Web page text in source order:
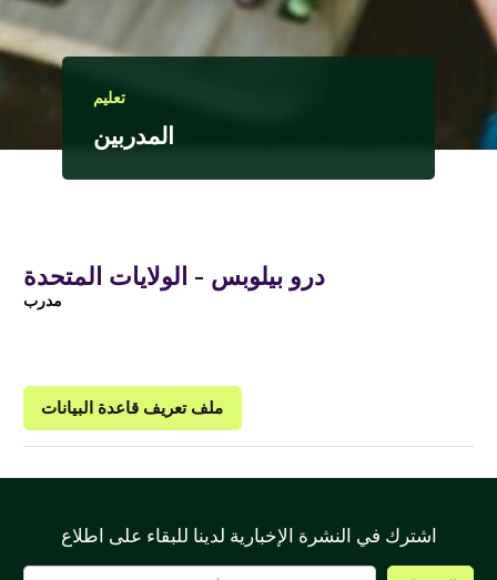
تعليم
المدربين
درو بيلوبس - الولايات المتحدة
مدرب
ملف تعريف قاعدة البيانات
اشترك في النشرة الإخبارية لدينا للبقاء على اطلاع